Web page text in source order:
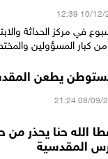
كبار المسؤولين
يطعن
الله حنا يحذر
المقدسية